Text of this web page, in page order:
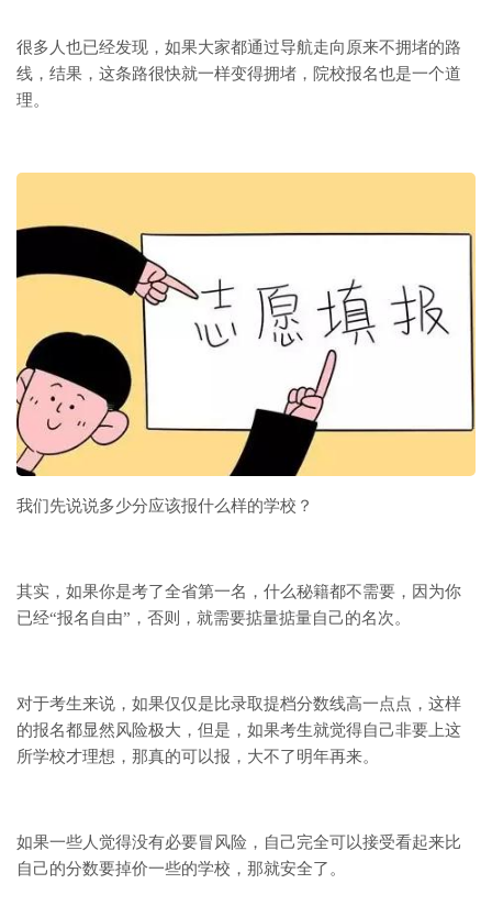
很多人也已经发现，如果大家都通过导航走向原来不拥堵的路
线，结果，这条路很快就一样变得拥堵，院校报名也是一个道
理。
我们先说说多少分应该报什么样的学校？
其实，如果你是考了全省第一名，什么秘籍都不需要，因为你
已经“报名自由”，否则，就需要掂量掂量自己的名次。
对于考生来说，如果仅仅是比录取提档分数线高一点点，这样
的报名都显然风险极大，但是，如果考生就觉得自己非要上这
所学校才理想，那真的可以报，大不了明年再来。
如果一些人觉得没有必要冒风险，自己完全可以接受看起来比
自己的分数要掉价一些的学校，那就安全了。